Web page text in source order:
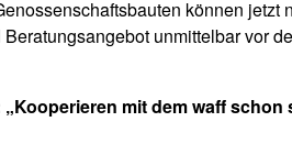
können jetzt
unmittelbar vor
mit dem waff schon